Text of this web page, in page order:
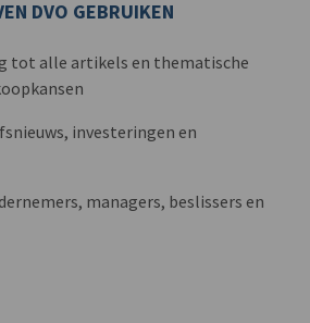
DVO GEBRUIKEN
tot alle artikels en thematische
investeringen en
managers, beslissers en